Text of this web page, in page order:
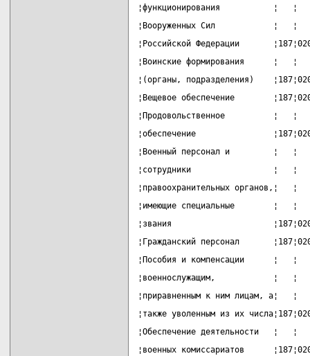
¦функционирования
¦Вооруженных Сил            ¦
¦Российской Федерации
¦Воинские формирования
¦(органы, подразделения)
¦Вещевое обеспечение
¦Продовольственное
¦обеспечение
¦Военный персонал и
¦сотрудники                 ¦
¦правоохранительных
¦имеющие специальные
¦звания
¦Гражданский персонал
¦Пособия и компенсации
¦военнослужащим,            ¦
¦приравненным к ним лицам,
¦также уволенным из их
¦Обеспечение деятельности
¦военных комиссариатов